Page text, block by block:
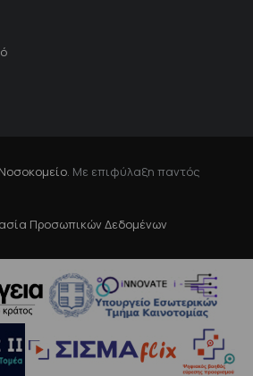
. Με επιφύλαξη παντός
Προσωπικών Δεδομένων